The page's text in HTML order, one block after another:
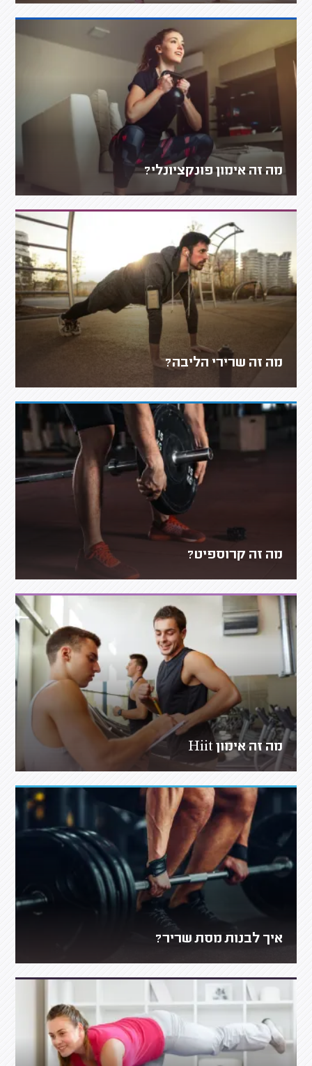
מה זה אימון פונקציונלי?
מה זה שרירי הליבה?
מה זה קרוספיט?
מה זה אימון Hiit
איך לבנות מסת שריר?